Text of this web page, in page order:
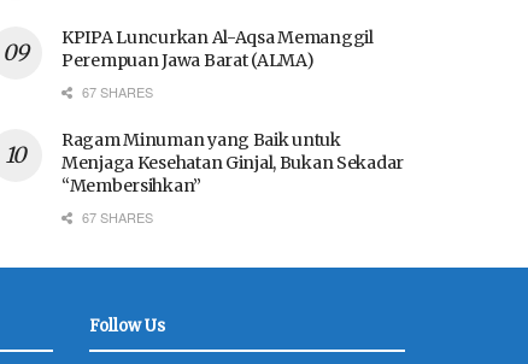
KPIPA Luncurkan Al-Aqsa Memanggil
Perempuan Jawa Barat (ALMA)
67 SHARES
Ragam Minuman yang Baik untuk
Menjaga Kesehatan Ginjal, Bukan Sekadar
“Membersihkan”
67 SHARES
Follow Us